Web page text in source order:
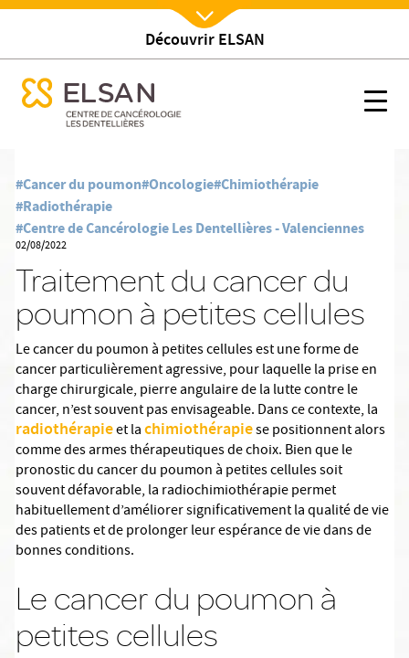
contenu
principal
Découvrir ELSAN
Traitement du cancer du poumon à petites cellules
menu mobile
Nx:Afficher menu
menu mobile
#Cancer du poumon#Oncologie#Chimiothérapie
#Radiothérapie
#Centre de Cancérologie Les Dentellières - Valenciennes
02/08/2022
Traitement du cancer du
poumon à petites cellules
Le cancer du poumon à petites cellules est une forme de
cancer particulièrement agressive, pour laquelle la prise en
charge chirurgicale, pierre angulaire de la lutte contre le
cancer, n’est souvent pas envisageable. Dans ce contexte, la
radiothérapieet lachimiothérapiese positionnent alors
comme des armes thérapeutiques de choix. Bien que le
pronostic du cancer du poumon à petites cellules soit
souvent défavorable, la radiochimiothérapie permet
habituellement d’améliorer significativement la qualité de vie
des patients et de prolonger leur espérance de vie dans de
bonnes conditions.
Le cancer du poumon à
petites cellules